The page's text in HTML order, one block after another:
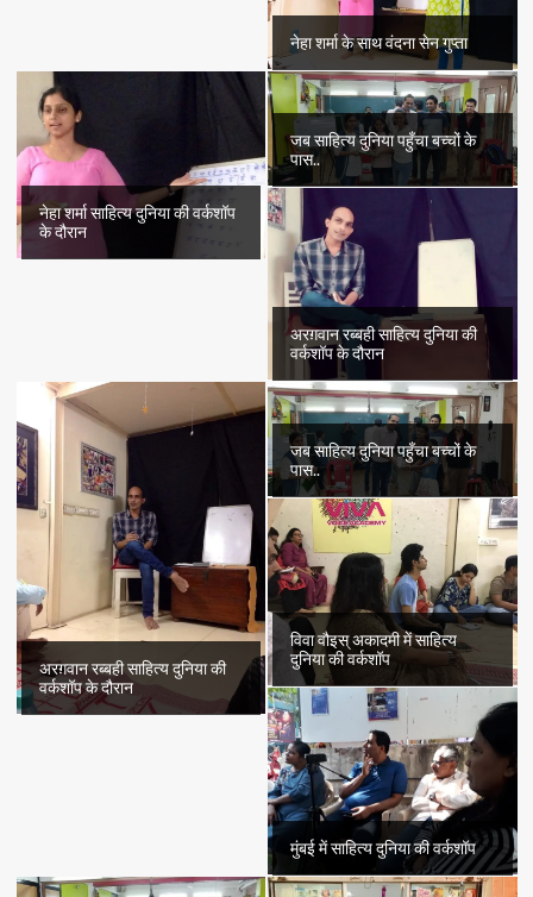
नेहा शर्मा के साथ वंदना सेन गुप्ता
नेहा शर्मा साहित्य दुनिया की वर्कशॉप
के दौरान
जब साहित्य दुनिया पहुँचा बच्चों के
पास..
अरग़वान रब्बही साहित्य दुनिया की
वर्कशॉप के दौरान
अरग़वान रब्बही साहित्य दुनिया की
वर्कशॉप के दौरान
जब साहित्य दुनिया पहुँचा बच्चों के
पास..
विवा वौइस् अकादमी में साहित्य
दुनिया की वर्कशॉप
मुंबई में साहित्य दुनिया की वर्कशॉप